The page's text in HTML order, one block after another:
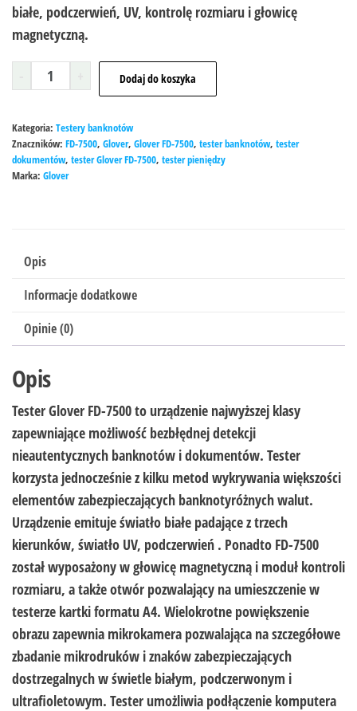
białe, podczerwień, UV, kontrolę rozmiaru i głowicę
magnetyczną.
Dodaj do koszyka
Kategoria: Testery banknotów
Znaczników: FD-7500, Glover, Glover FD-7500, tester banknotów, tester
dokumentów, tester Glover FD-7500, tester pieniędzy
Marka: Glover
Opis
Informacje dodatkowe
Opinie (0)
Opis
TesterGlover FD-7500to urządzenie najwyższej klasy
zapewniające możliwość bezbłędnej detekcji
nieautentycznych banknotów i dokumentów. Tester
korzysta jednocześnie z kilku metod wykrywania większości
elementów zabezpieczających banknotyróżnych walut.
Urządzenie emituje światło białe padające z trzech
kierunków, światło UV, podczerwień . Ponadto FD-7500
został wyposażony w głowicę magnetyczną i moduł kontroli
rozmiaru, a także otwór pozwalający na umieszczenie w
testerze kartki formatu A4. Wielokrotne powiększenie
obrazu zapewnia mikrokamera pozwalająca na szczegółowe
zbadanie mikrodruków i znaków zabezpieczających
dostrzegalnych w świetle białym, podczerwonym i
ultrafioletowym. Tester umożliwia podłączenie komputera